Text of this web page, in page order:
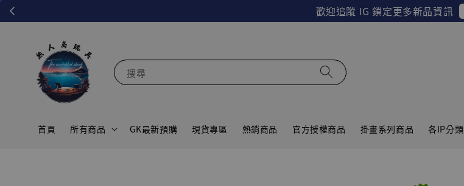
歡迎追蹤 IG 鎖定更多新品資訊
搜尋
首頁 所有商品 GK最新預購 現貨專區 熱銷商品 官方授權商品 掛畫系列商品 各IP分類